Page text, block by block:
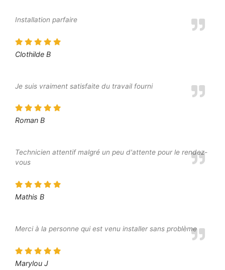
Installation parfaire
Clothilde B
Je suis vraiment satisfaite du travail fourni
Roman B
Technicien attentif malgré un peu d'attente pour le rendez-
vous
Mathis B
Merci à la personne qui est venu installer sans problème
Marylou J